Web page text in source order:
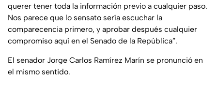
querer tener toda la información previo a cualquier paso.
Nos parece que lo sensato sería escuchar la
comparecencia primero, y aprobar después cualquier
compromiso aquí en el Senado de la República”.
El senador Jorge Carlos Ramírez Marín se pronunció en
el mismo sentido.